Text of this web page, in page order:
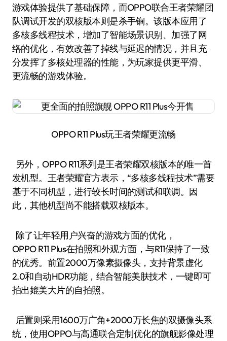
游戏体验提供了基础保障，而OPPO联合王者荣耀团
队调试开发的双核版本则是杀手锏。该版本应用了
多核多线程技术，增加了智能场景识别、加强了网
络的优化，有效改善了掉线与延迟的情况，并且充
分发挥了多核处理器的性能，为玩家提供更平滑、
更流畅的游戏体验。
OPPO R11 Plus玩王者荣耀更流畅
另外，OPPO R11系列是王者荣耀双核版本的唯一首
发机型。王者荣耀官方表示，“多核多线程技术”需要
基于不同机型，进行较长时间的测试和联调。因
此，其他机型尚不能搭载双核版本。
除了让年轻用户兴奋的游戏方面的优化，
OPPO R11 Plus在拍照和外观方面，与R11保持了一致
的优秀。前置2000万像素摄像头，支持背景虚化
2.0和自动HDR功能，结合智能美肤技术，一键即可
拍出媲美大片的自拍照。
后置则采用1600万广角+2000万长焦的双摄像头系
统，使用OPPO与高通联合定制优化的旗舰影像处理